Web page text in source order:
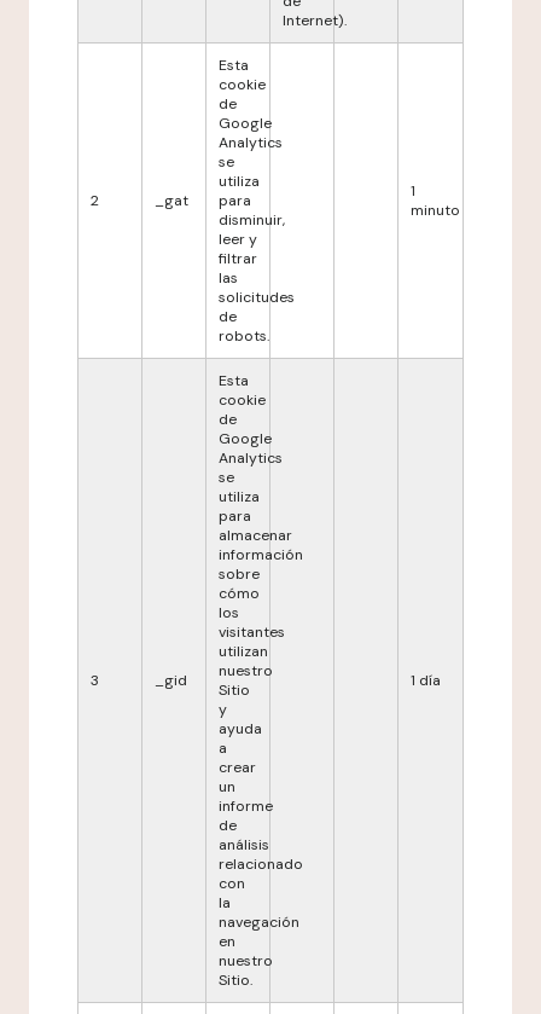
Internet).
2 _gat
Esta
cookie
de
Google
Analytics
se
utiliza
para
disminuir,
leer y
filtrar
las
solicitudes
de
robots.
1
minuto
3 _gid
Esta
cookie
de
Google
Analytics
se
utiliza
para
almacenar
información
sobre
cómo
los
visitantes
utilizan
nuestro
Sitio
y
ayuda
a
crear
un
informe
de
análisis
relacionado
con
la
navegación
en
nuestro
Sitio.
1 día